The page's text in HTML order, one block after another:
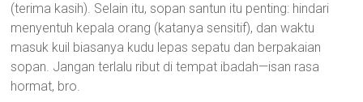
(terima kasih). Selain itu, sopan santun itu penting: hindari
menyentuh kepala orang (katanya sensitif), dan waktu
masuk kuil biasanya kudu lepas sepatu dan berpakaian
sopan. Jangan terlalu ribut di tempat ibadah—isan rasa
hormat, bro.